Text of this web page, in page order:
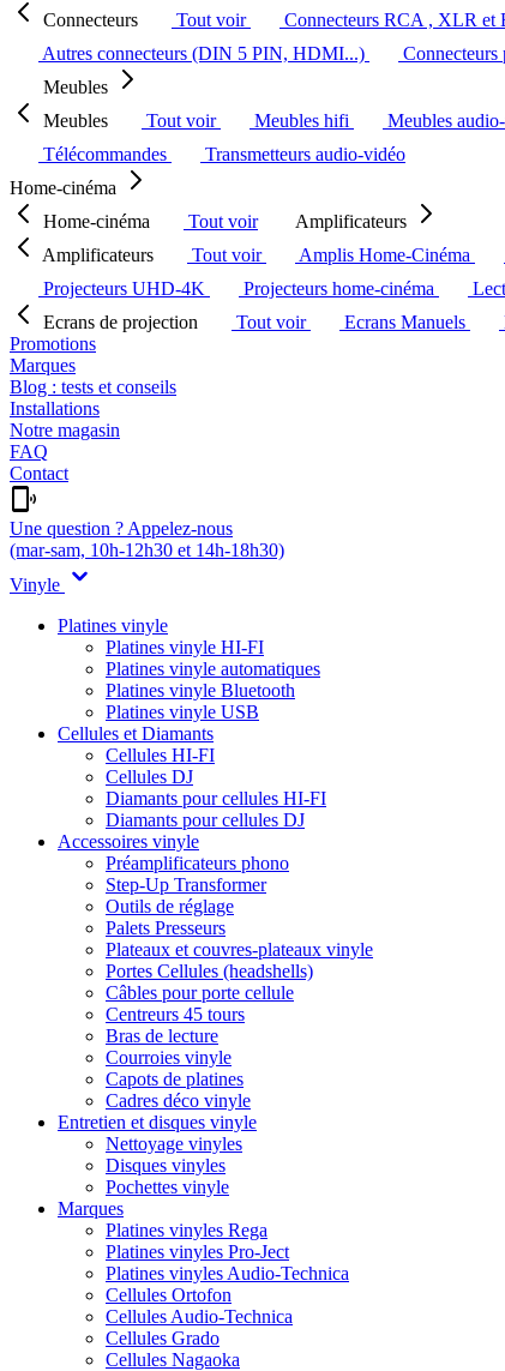
Connecteurs
Tout voir Connecteurs RCA , XLR et
Autres connecteurs (DIN 5 PIN, HDMI...)
Connecteurs
Meubles
Meubles
Tout voir Meubles hifi Meubles
Télécommandes
Transmetteurs audio-vidéo
Home-cinéma
Home-cinéma
Tout voir
Amplificateurs
Amplificateurs
Tout voir Amplis Home-Cinéma
Projecteurs UHD-4K
Projecteurs home-cinéma
Ecrans de projection
Tout voir Ecrans Manuels
Promotions
Marques
Blog : tests et conseils
Installations
Notre magasin
FAQ
Contact
Une question ? Appelez-nous
(mar-sam, 10h-12h30 et 14h-18h30)
Vinyle
Platines vinyle
Platines vinyle HI-FI
Platines vinyle automatiques
Platines vinyle Bluetooth
Platines vinyle USB
Cellules et Diamants
Cellules HI-FI
Cellules DJ
Diamants pour cellules HI-FI
Diamants pour cellules DJ
Accessoires vinyle
Préamplificateurs phono
Step-Up Transformer
Outils de réglage
Palets Presseurs
Plateaux et couvres-plateaux vinyle
Portes Cellules (headshells)
Câbles pour porte cellule
Centreurs 45 tours
Bras de lecture
Courroies vinyle
Capots de platines
Cadres déco vinyle
Entretien et disques vinyle
Nettoyage vinyles
Disques vinyles
Pochettes vinyle
Marques
Platines vinyles Rega
Platines vinyles Pro-Ject
Platines vinyles Audio-Technica
Cellules Ortofon
Cellules Audio-Technica
Cellules Grado
Cellules Nagaoka